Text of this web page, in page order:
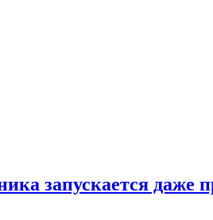
запускается даже